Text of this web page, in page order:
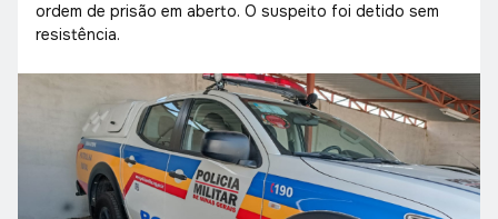
ordem de prisão em aberto. O suspeito foi detido sem
resistência.